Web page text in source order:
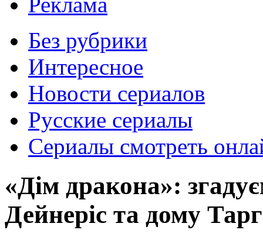
Без рубрики
Интересное
Новости сериалов
Русские сериалы
Сериалы смотреть
«Дім дракона»:
Дейнеріс та дому